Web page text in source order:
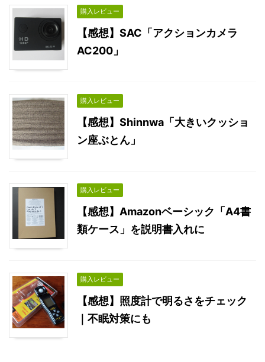
購入レビュー
【感想】SAC「アクションカメラ
AC200」
購入レビュー
【感想】Shinnwa「大きいクッショ
ン座ぶとん」
購入レビュー
【感想】Amazonベーシック「A4書
類ケース」を説明書入れに
購入レビュー
【感想】照度計で明るさをチェック
｜不眠対策にも